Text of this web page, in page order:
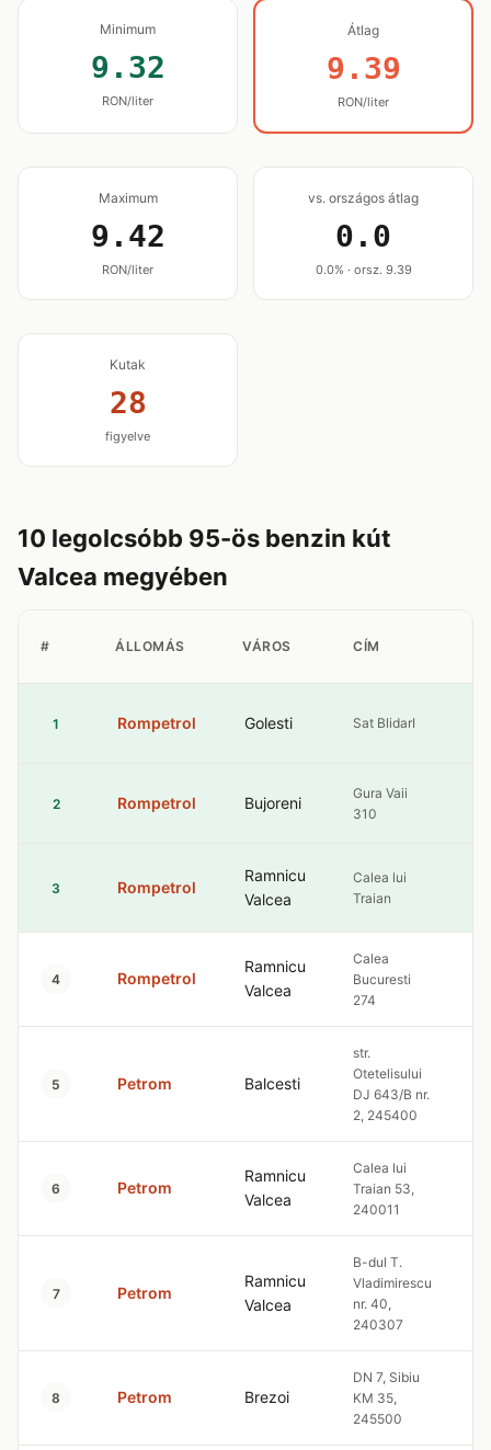
Minimum
9.32
RON/liter
Átlag
9.39
RON/liter
Maximum
9.42
RON/liter
vs. országos átlag
0.0
0.0% · orsz. 9.39
Kutak
28
figyelve
10 legolcsóbb 95-ös benzin kút
Valcea megyében
# ÁLLOMÁS VÁROS CÍM
1 Rompetrol Golesti Sat BlidarI
2 Rompetrol Bujoreni
Gura Vaii
310
3 Rompetrol
Ramnicu
Valcea
Calea lui
Traian
4 Rompetrol
Ramnicu
Valcea
Calea
Bucuresti
274
5 Petrom Balcesti
str.
Otetelisului
DJ 643/B nr.
2, 245400
6 Petrom
Ramnicu
Valcea
Calea lui
Traian 53,
240011
7 Petrom
Ramnicu
Valcea
B-dul T.
Vladimirescu
nr. 40,
240307
8 Petrom Brezoi
DN 7, Sibiu
KM 35,
245500